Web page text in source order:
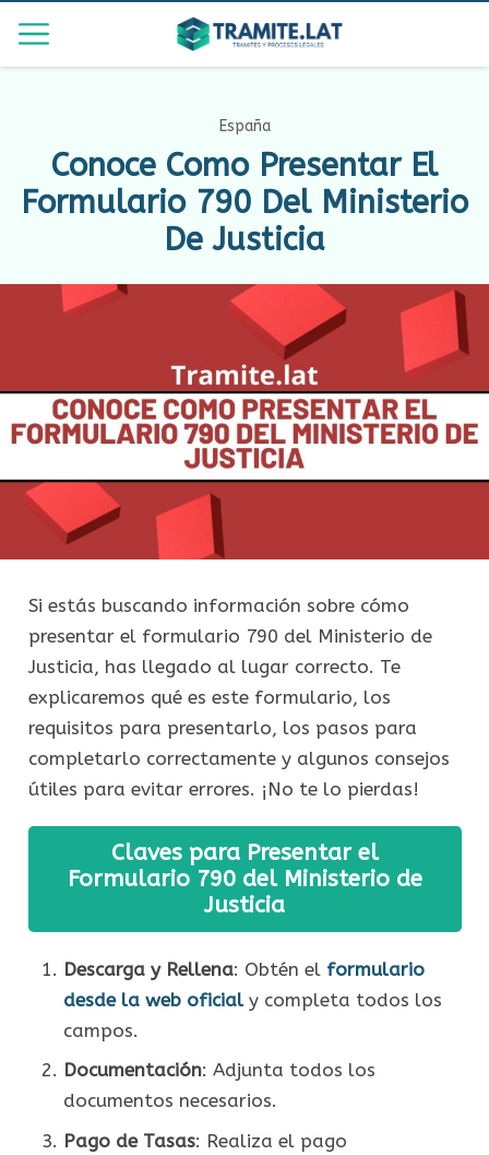
España
Conoce Como Presentar El
Formulario 790 Del Ministerio
De Justicia
Si estás buscando información sobre cómo
presentar el formulario 790 del Ministerio de
Justicia, has llegado al lugar correcto. Te
explicaremos qué es este formulario, los
requisitos para presentarlo, los pasos para
completarlo correctamente y algunos consejos
útiles para evitar errores. ¡No te lo pierdas!
Claves para Presentar el
Formulario 790 del Ministerio de
Justicia
Descarga y Rellena: Obtén el formulario
desde la web oficialy completa todos los
campos.
Documentación: Adjunta todos los
documentos necesarios.
Pago de Tasas: Realiza el pago